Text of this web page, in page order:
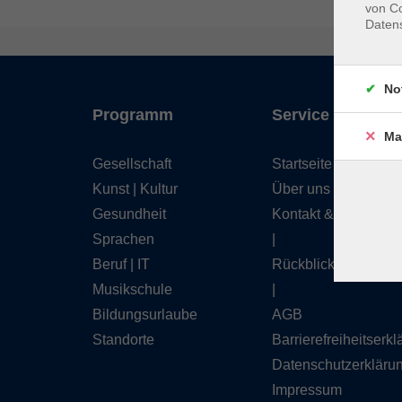
Programm
Gesellschaft
Kunst | Kultur
Gesundheit
Sprachen
Beruf | IT
Musikschule
Bildungsurlaube
Standorte
Service
Startseite
Über uns
Kontakt & Service
Rückblick
AGB
Impressum
von